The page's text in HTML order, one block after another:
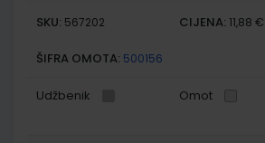
SKU: 567202 CIJENA: 11,88 €
ŠIFRA OMOTA: 500156
Udžbenik Omot